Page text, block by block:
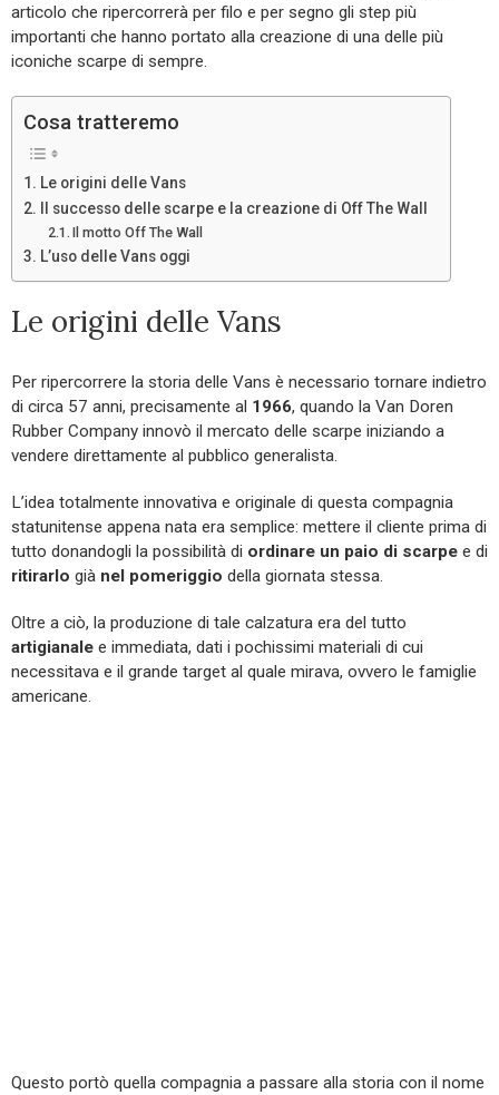
articolo che ripercorrerà per filo e per segno gli step più
importanti che hanno portato alla creazione di una delle più
iconiche scarpe di sempre.
Cosa tratteremo
Le origini delle Vans
Il successo delle scarpe e la creazione di Off The Wall
Il motto Off The Wall
L’uso delle Vans oggi
Le origini delle Vans
Per ripercorrere la storia delle Vans è necessario tornare indietro
di circa 57 anni, precisamente al 1966, quando la Van Doren
Rubber Company innovò il mercato delle scarpe iniziando a
vendere direttamente al pubblico generalista.
L’idea totalmente innovativa e originale di questa compagnia
statunitense appena nata era semplice: mettere il cliente prima di
tutto donandogli la possibilità di ordinare un paio di scarpe e di
ritirarlo già nel pomeriggio della giornata stessa.
Oltre a ciò, la produzione di tale calzatura era del tutto
artigianale e immediata, dati i pochissimi materiali di cui
necessitava e il grande target al quale mirava, ovvero le famiglie
americane.
Questo portò quella compagnia a passare alla storia con il nome